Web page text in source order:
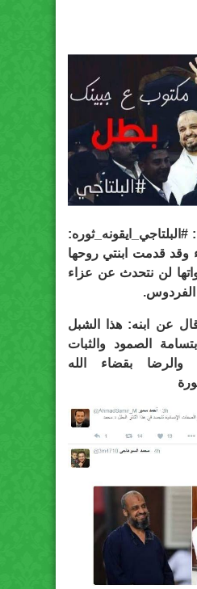
وقد قدمت ابنتي روحها
لن نتحدث عن عزاء
عن ابنه: هذا الشبل
الصمود والثبات
والرضا بقضاء الله